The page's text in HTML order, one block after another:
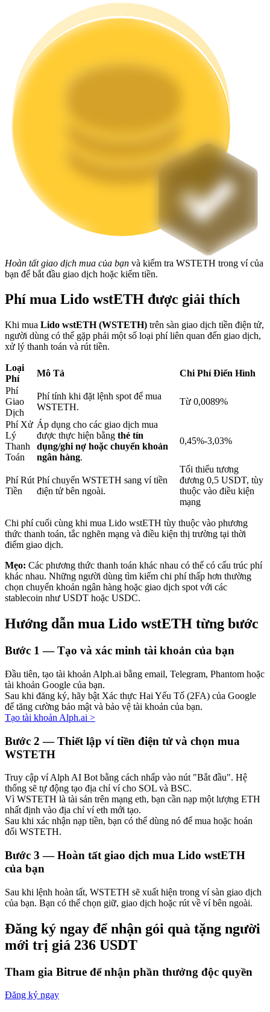
Staking
Lợi nhuận cao và truy cập ngay lập tức
Đặt cọc linh hoạt để kiếm được các token phổ biến.
Đầu tư độc quyền cho người nắm giữ BTR
Khoản vay
Dịch vụ vay được hỗ trợ bằng tiền điện tử
Đầu tư cố định và quản lý tài chính
Tận hưởng việc quản lý tài chính hiện tại và thu nhập lâu dài
Staking 101
Tìm hiểu về kiếm thu nhập thụ động
Bitrue
AI
Hoàn tất giao dịch mua của bạn và kiểm tra WSTETH trong ví của
bạn để bắt đầu giao dịch hoặc kiếm tiền.
Phí mua Lido wstETH được giải thích
Khi mua Lido wstETH (WSTETH) trên sàn giao dịch tiền điện tử,
người dùng có thể gặp phải một số loại phí liên quan đến giao dịch,
xử lý thanh toán và rút tiền.
Loại
Phí
Mô Tả
Chi Phí Điển Hình
Phí
Giao
Dịch
Phí tính khi đặt lệnh spot để mua
WSTETH.
Từ 0,0089%
Phí Xử
Lý
Thanh
Toán
Áp dụng cho các giao dịch mua
được thực hiện bằng thẻ tín
dụng/ghi nợ hoặc chuyển khoản
ngân hàng.
0,45%-3,03%
Phí Rút
Tiền
Phí chuyển WSTETH sang ví tiền
điện tử bên ngoài.
Tối thiểu tương
đương 0,5 USDT, tùy
thuộc vào điều kiện
mạng
Chi phí cuối cùng khi mua Lido wstETH tùy thuộc vào phương
thức thanh toán, tắc nghẽn mạng và điều kiện thị trường tại thời
điểm giao dịch.
Mẹo: Các phương thức thanh toán khác nhau có thể có cấu trúc phí
khác nhau. Những người dùng tìm kiếm chi phí thấp hơn thường
chọn chuyển khoản ngân hàng hoặc giao dịch spot với các
stablecoin như USDT hoặc USDC.
Hướng dẫn mua Lido wstETH từng bước
Bước 1 —Tạo và xác minh tài khoản của bạn
Đầu tiên, tạo tài khoản Alph.ai bằng email, Telegram, Phantom hoặc
tài khoản Google của bạn.
Sau khi đăng ký, hãy bật Xác thực Hai Yếu Tố (2FA) của Google
để tăng cường bảo mật và bảo vệ tài khoản của bạn.
Tạo tài khoản Alph.ai >
Bước 2 — Thiết lập ví tiền điện tử và chọn mua
WSTETH
Truy cập ví Alph AI Bot bằng cách nhấp vào nút "Bắt đầu". Hệ
thống sẽ tự động tạo địa chỉ ví cho SOL và BSC.
Vì WSTETH là tài sản trên mạng eth, bạn cần nạp một lượng ETH
nhất định vào địa chỉ ví eth mới tạo.
Sau khi xác nhận nạp tiền, bạn có thể dùng nó để mua hoặc hoán
đổi WSTETH.
Bước 3 —Hoàn tất giao dịch mua Lido wstETH
của bạn
Sau khi lệnh hoàn tất, WSTETH sẽ xuất hiện trong ví sàn giao dịch
của bạn. Bạn có thể chọn giữ, giao dịch hoặc rút về ví bên ngoài.
Đăng ký ngay để nhận gói quà tặng người
mới trị giá 236 USDT
Tham gia Bitrue để nhận phần thưởng độc quyền
Đăng ký ngay